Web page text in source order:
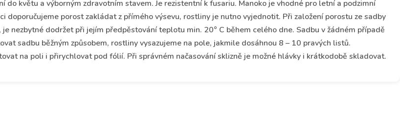
květu a výborným zdravotním stavem. Je rezistentní k fusariu. Manoko je vhodné pro letní a podzimní
doporučujeme porost zakládat z přímého výsevu, rostliny je nutno vyjednotit. Při založení porostu ze sadby
nezbytné dodržet při jejím předpěstování teplotu min. 20° C během celého dne. Sadbu v žádném případě
sadbu běžným způsobem, rostliny vysazujeme na pole, jakmile dosáhnou 8 – 10 pravých listů.
na poli i přirychlovat pod fólií. Při správném načasování sklizně je možné hlávky i krátkodobě skladovat.